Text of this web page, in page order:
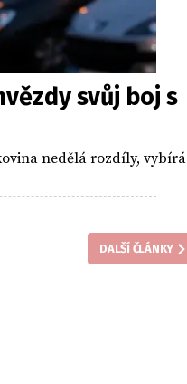
svůj boj s
nedělá rozdíly, vybírá
DALŠÍ ČLÁNKY